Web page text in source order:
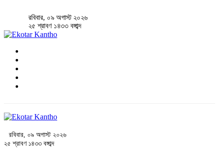
রবিবার, ০৯ অগাস্ট ২০২৬
২৫ শ্রাবণ ১৪৩৩ বঙ্গাব্দ
রবিবার, ০৯ অগাস্ট ২০২৬
২৫ শ্রাবণ ১৪৩৩ বঙ্গাব্দ